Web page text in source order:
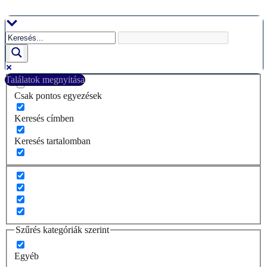
a
tartalomhoz
Találatok megnyitása
Csak pontos egyezések
Keresés címben
Keresés tartalomban
Szűrés kategóriák szerint
Egyéb